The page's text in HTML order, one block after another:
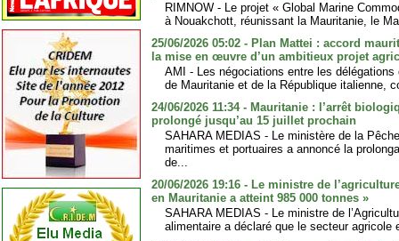
RIMNOW - Le projet « Global Marine
à Nouakchott, réunissant la Mauritanie, le
25/06/2026 05:02 - Plan Mattei : accord
la mise en œuvre d’un ambitieux projet
AMI - Les négociations entre les délégations
de Mauritanie et de la République italienne,
24/06/2026 11:34 - Mauritanie : l’arrêt
prolongé jusqu’au 15 juillet prochain
SAHARA MEDIAS - Le ministère de la
maritimes et portuaires a annoncé la
de...
20/06/2026 19:16 - Le ministre de
en Mauritanie a atteint 985 000 tonnes »
SAHARA MEDIAS - Le ministre de
alimentaire a déclaré que le secteur agricole